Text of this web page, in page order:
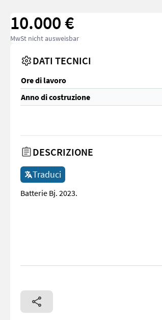
10.000 €
MwSt nicht ausweisbar
DATI TECNICI
Ore di lavoro
Anno di costruzione
DESCRIZIONE
Traduci
Batterie Bj. 2023.